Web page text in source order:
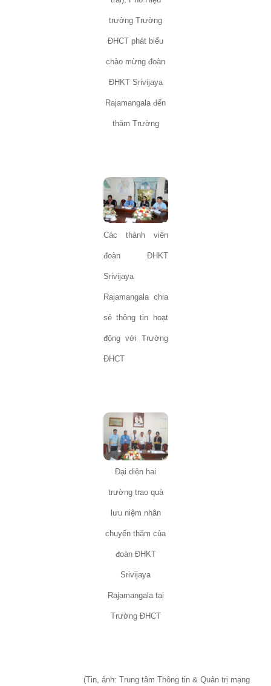
trưởng Trường
ĐHCT phát biểu
chào mừng đoàn
ĐHKT Srivijaya
Rajamangala đến
thăm Trường
Các thành viên
đoàn ĐHKT
Srivijaya
Rajamangala chia
sẻ thông tin hoạt
động với Trường
ĐHCT
Đại diện hai
trường trao quà
lưu niệm nhân
chuyến thăm của
đoàn ĐHKT
Srivijaya
Rajamangala tại
Trường ĐHCT
(Tin, ảnh: Trung tâm Thông tin & Quản trị mạng